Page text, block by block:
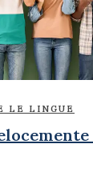
LE LINGUE